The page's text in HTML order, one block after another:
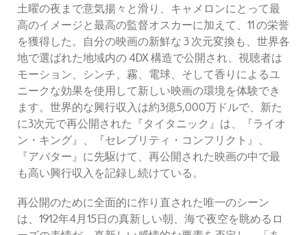
土曜の夜まで意気揚々と滑り、キャメロンにとって最
高のイメージと最高の監督オスカーに加えて、11 の栄誉
を獲得した。自分の映画の新鮮な 3 次元変換も、世界各
地で選ばれた地域内の 4DX 構造で公開され、視聴者は
モーション、シンチ、霧、電球、そして香りによるユ
ニークな効果を使用して新しい映画の環境を体験でき
ます。世界的な興行収入は約3億5,000万ドルで、新た
に3次元で再公開された『タイタニック』は、『ライオ
ン・キング』、『セレブリティ・コンフリクト』、
『アバター』に先駆けて、再公開された映画の中で最
も高い興行収入を記録し続けている。
再公開のために全面的に作り直された唯一のシーン
は、1912年4月15日の真新しい朝、海で夜空を眺めるロ